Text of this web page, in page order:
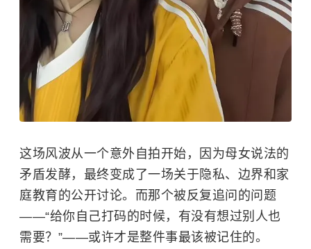
这场风波从一个意外自拍开始，因为母女说法的
矛盾发酵，最终变成了一场关于隐私、边界和家
庭教育的公开讨论。而那个被反复追问的问题
——“给你自己打码的时候，有没有想过别人也
需要？”——或许才是整件事最该被记住的。